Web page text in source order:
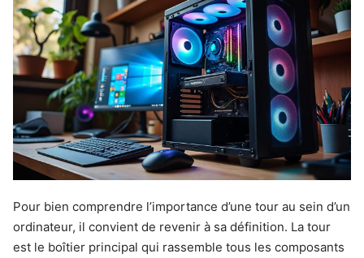
Pour bien comprendre l’importance d’une tour au sein d’un
ordinateur, il convient de revenir à sa définition. La tour
est le boîtier principal qui rassemble tous les composants